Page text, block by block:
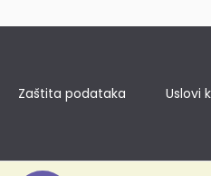
Zaštita podataka Uslovi